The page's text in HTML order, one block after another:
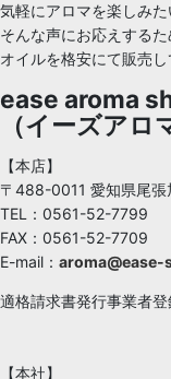
気軽にアロマを楽しみ
そんな声にお応えする
オイルを格安にて販売し
ease aroma
（イーズアロ
【本店】
〒488-0011 愛知県尾張
TEL：0561-52-7799
FAX：0561-52-7709
E-mail： aroma@ease-
適格請求書発行事業者
【本社】